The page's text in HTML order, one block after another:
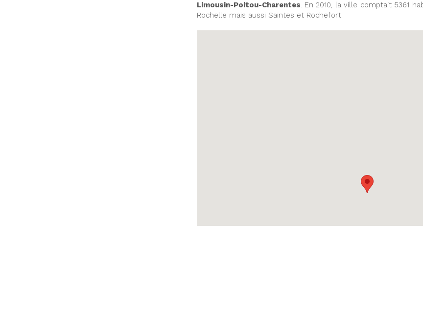
Limousin-Poitou-Charentes. En 2010, la ville comptait 5361
Rochelle mais aussi Saintes et Rochefort.